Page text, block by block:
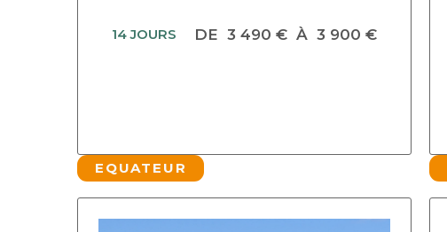
14 JOURS DE 3 490 € À 3 900 €
EQUATEUR